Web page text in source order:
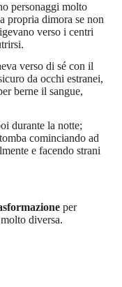
personaggi molto
propria dimora se non
verso i centri
verso di sé con il
da occhi estranei,
berne il sangue,
durante la notte;
cominciando ad
e facendo strani
per
diversa.